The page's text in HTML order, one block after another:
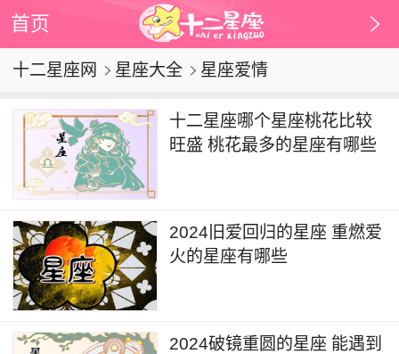
首页
十二星座网 星座大全 星座爱情
十二星座哪个星座桃花比较
旺盛 桃花最多的星座有哪些
2024旧爱回归的星座 重燃爱
火的星座有哪些
2024破镜重圆的星座 能遇到